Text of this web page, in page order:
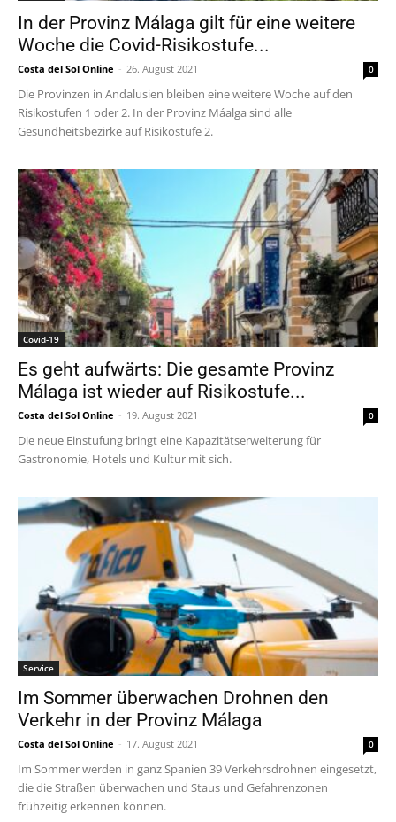
In der Provinz Málaga gilt für eine weitere
Woche die Covid-Risikostufe...
Costa del Sol Online - 26. August 2021 0
Die Provinzen in Andalusien bleiben eine weitere Woche auf den
Risikostufen 1 oder 2. In der Provinz Máalga sind alle
Gesundheitsbezirke auf Risikostufe 2.
Covid-19
Es geht aufwärts: Die gesamte Provinz
Málaga ist wieder auf Risikostufe...
Costa del Sol Online - 19. August 2021 0
Die neue Einstufung bringt eine Kapazitätserweiterung für
Gastronomie, Hotels und Kultur mit sich.
Service
Im Sommer überwachen Drohnen den
Verkehr in der Provinz Málaga
Costa del Sol Online - 17. August 2021 0
Im Sommer werden in ganz Spanien 39 Verkehrsdrohnen eingesetzt,
die die Straßen überwachen und Staus und Gefahrenzonen
frühzeitig erkennen können.